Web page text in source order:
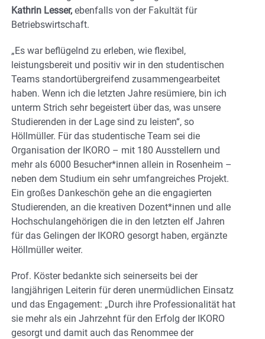
Kathrin Lesser, ebenfalls von der Fakultät für
Betriebswirtschaft.
„Es war beflügelnd zu erleben, wie flexibel,
leistungsbereit und positiv wir in den studentischen
Teams standortübergreifend zusammengearbeitet
haben. Wenn ich die letzten Jahre resümiere, bin ich
unterm Strich sehr begeistert über das, was unsere
Studierenden in der Lage sind zu leisten“, so
Höllmüller. Für das studentische Team sei die
Organisation der IKORO – mit 180 Ausstellern und
mehr als 6000 Besucher*innen allein in Rosenheim –
neben dem Studium ein sehr umfangreiches Projekt.
Ein großes Dankeschön gehe an die engagierten
Studierenden, an die kreativen Dozent*innen und alle
Hochschulangehörigen die in den letzten elf Jahren
für das Gelingen der IKORO gesorgt haben, ergänzte
Höllmüller weiter.
Prof. Köster bedankte sich seinerseits bei der
langjährigen Leiterin für deren unermüdlichen Einsatz
und das Engagement: „Durch ihre Professionalität hat
sie mehr als ein Jahrzehnt für den Erfolg der IKORO
gesorgt und damit auch das Renommee der